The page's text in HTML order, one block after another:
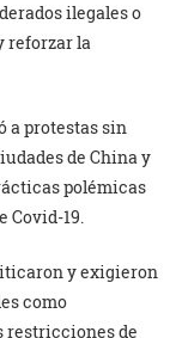
ilegales o
reforzar la
a protestas sin
de China y
polémicas
Covid-19.
y exigieron
como
restricciones de